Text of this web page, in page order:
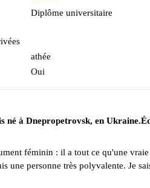
Diplôme universitaire
athée
Oui
né à Dnepropetrovsk, en
féminin : il a tout ce qu'une
une personne très polyvalente. Je